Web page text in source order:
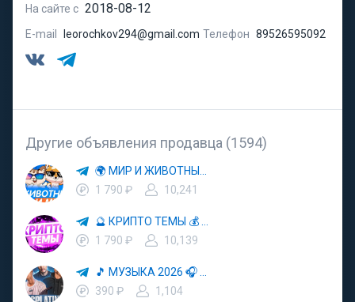
На сайте с 2018-08-12
E-mail leorochkov294@gmail.com Телефон 89526595092
Другие объявления продавца (1594)
1 790 ₽
10,241
1 790 ₽
10,139
390 ₽
1,104